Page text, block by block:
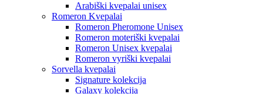
Arabiški kvepalai unisex
Romeron Kvepalai
Romeron Pheromone Unisex
Romeron moteriški kvepalai
Romeron Unisex kvepalai
Romeron vyriški kvepalai
Sorvella kvepalai
Signature kolekcija
Galaxy kolekcija